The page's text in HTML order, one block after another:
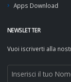
Apps Download
NEWSLETTER
Vuoi iscriverti alla